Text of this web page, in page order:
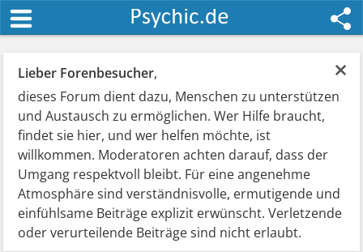
×
Lieber Forenbesucher,
dieses Forum dient dazu, Menschen zu unterstützen
und Austausch zu ermöglichen. Wer Hilfe braucht,
findet sie hier, und wer helfen möchte, ist
willkommen. Moderatoren achten darauf, dass der
Umgang respektvoll bleibt. Für eine angenehme
Atmosphäre sind verständnisvolle, ermutigende und
einfühlsame Beiträge explizit erwünscht. Verletzende
oder verurteilende Beiträge sind nicht erlaubt.